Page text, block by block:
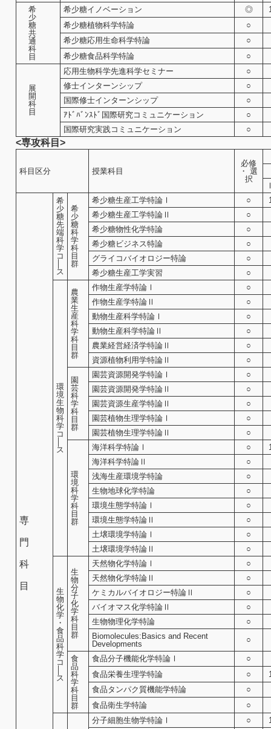
希
少
糖
共
通
科
目
希少糖イノベーション ◎
希少糖植物科学特論
○
希少糖応用生命科学特論
○
希少糖食品科学特論
○
展
開
科
目
応用生物科学先進科学セミナー
○
修士インターンシップ
○
国際修士インターンシップ
○
ｱﾄﾞﾊﾞﾝｽﾄﾞ国際研究コミュニケーション
○
国際研究実践コミュニケーション
○
<専攻科目>
科目区分 授業科目
必修
・ 選
択
専
門
科
目
希
少
糖
先
端
科
学
コ
ス
希
少
糖
科
学
科
目
群
希少糖生産工学特論Ⅰ ○
希少糖生産工学特論Ⅱ
○
希少糖物性化学特論
○
希少糖ビジネス特論
○
グライコバイオロジー特論
○
希少糖生産工学実習
○
環
境
生
物
科
学
コ
ス
農
業
生
産
科
学
科
目
群
作物生産学特論Ⅰ
○
作物生産学特論Ⅱ
○
動物生産科学特論Ⅰ
○
動物生産科学特論Ⅱ
○
農業経営経済学特論Ⅱ
○
資源植物利用学特論Ⅱ
○
園
芸
科
学
科
目
群
園芸資源開発学特論Ⅰ
○
園芸資源開発学特論Ⅱ
○
園芸資源生産学特論Ⅱ
○
園芸植物生理学特論Ⅰ
○
園芸植物生理学特論Ⅱ
○
環
境
科
学
科
目
群
海洋科学特論Ⅰ ○
海洋科学特論Ⅱ
○
浅海生産環境学特論
○
生物地球化学特論
○
環境生態学特論Ⅰ
○
環境生態学特論Ⅱ
○
土壌環境学特論Ⅰ
○
土壌環境学特論Ⅱ
○
生
物
化
学
・
食
品
科
学
コ
ス
生
物
分
子
化
学
科
目
群
天然物化学特論Ⅰ
○
天然物化学特論Ⅱ
○
ケミカルバイオロジー特論Ⅱ
○
バイオマス化学特論Ⅱ
○
生物物理化学特論
○
Biomolecules:Basics and Recent
Developments
○
食
品
科
学
科
目
群
食品分子機能化学特論Ⅰ
○
食品栄養生理学特論
○
食品タンパク質機能学特論
○
食品衛生学特論
○
分子細胞生物学特論Ⅰ ○